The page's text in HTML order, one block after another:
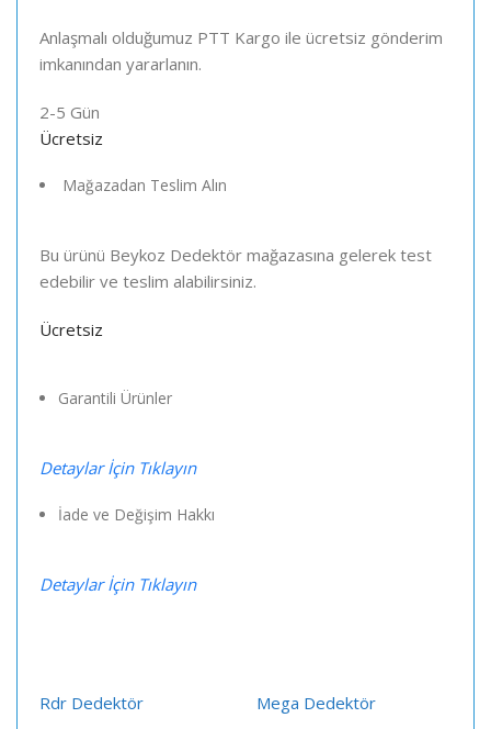
Anlaşmalı olduğumuz PTT Kargo ile ücretsiz gönderim
imkanından yararlanın.
2-5 Gün
Ücretsiz
Mağazadan Teslim Alın
Bu ürünü Beykoz Dedektör mağazasına gelerek test
edebilir ve teslim alabilirsiniz.
Ücretsiz
Garantili Ürünler
Detaylar İçin Tıklayın
İade ve Değişim Hakkı
Detaylar İçin Tıklayın
Rdr Dedektör Mega Dedektör